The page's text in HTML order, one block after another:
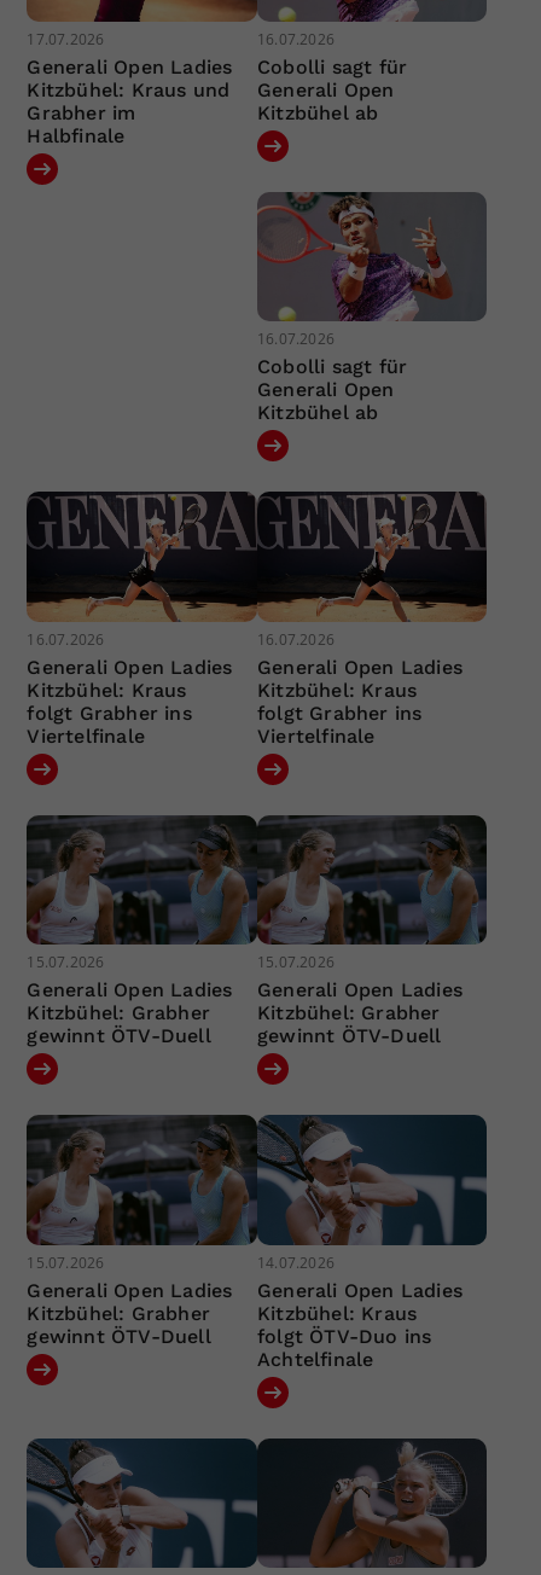
17.07.2026
Generali Open Ladies
Kitzbühel: Kraus und
Grabher im
Halbfinale
16.07.2026
Cobolli sagt für
Generali Open
Kitzbühel ab
16.07.2026
Cobolli sagt für
Generali Open
Kitzbühel ab
16.07.2026
Generali Open Ladies
Kitzbühel: Kraus
folgt Grabher ins
Viertelfinale
16.07.2026
Generali Open Ladies
Kitzbühel: Kraus
folgt Grabher ins
Viertelfinale
15.07.2026
Generali Open Ladies
Kitzbühel: Grabher
gewinnt ÖTV-Duell
15.07.2026
Generali Open Ladies
Kitzbühel: Grabher
gewinnt ÖTV-Duell
15.07.2026
Generali Open Ladies
Kitzbühel: Grabher
gewinnt ÖTV-Duell
14.07.2026
Generali Open Ladies
Kitzbühel: Kraus
folgt ÖTV-Duo ins
Achtelfinale